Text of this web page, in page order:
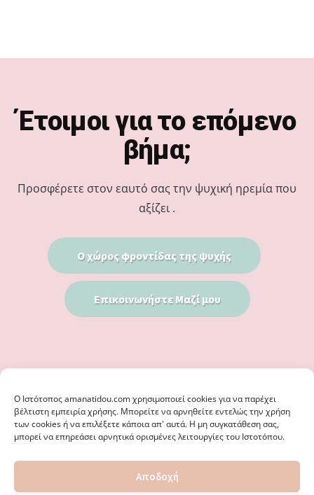
Ο Iστότοπος amanatidou.com χρησιμοποιεί cookies για να παρέχει
βέλτιστη εμπειρία χρήσης. Μπορείτε να αρνηθείτε εντελώς την χρήση
των cookies ή να επιλέξετε κάποια απ' αυτά. Η μη συγκατάθεση σας,
μπορεί να επηρεάσει αρνητικά ορισμένες λειτουργίες του Ιστοτόπου.
Αποδοχή
Έτοιμοι για το επόμενο
βήμα;
Προσφέρετε στον εαυτό σας την ψυχική ηρεμία που
αξίζει .
Ο χώρος φροντίδας της ψυχής
Επικοινωνήστε Μαζί μου
ΘΕΣΣΑΛΟΝΊΚΗ - ΕΙΔΙΚΌΣ ΣΤΗ ΓΝΩΣΤΙΚΉ ΣΥΜΠΕΡΙΦΟΡΙΚΉ